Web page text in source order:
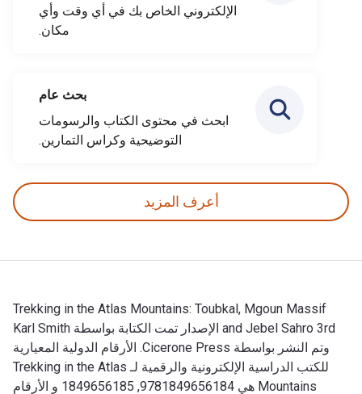
الإلكتروني الخاص بك في أي وقت وأي
مكان.
بحث عام
ابحث في محتوى الكتاب والرسومات
التوضيحية وكراس التمارين.
أعرف المزيد
Trekking in the Atlas Mountains: Toubkal, Mgoun Massif
and Jebel Sahro 3rd الإصدار تمت الكتابة بواسطة Karl Smith
وتم النشر بواسطة Cicerone Press. الأرقام الدولية المعيارية
للكتب الدراسية الإلكترونية والرقمية لـ Trekking in the Atlas
Mountains هي 9781849656184, 1849656185 و الأرقام